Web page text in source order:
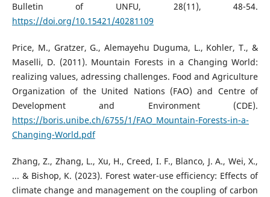
Bulletin of UNFU, 28(11), 48-54.
https://doi.org/10.15421/40281109
Price, M., Gratzer, G., Alemayehu Duguma, L., Kohler, T., &
Maselli, D. (2011). Mountain Forests in a Changing World:
realizing values, adressing challenges. Food and Agriculture
Organization of the United Nations (FAO) and Centre of
Development and Environment (CDE).
https://boris.unibe.ch/6755/1/FAO_Mountain-Forests-in-a-
Changing-World.pdf
Zhang, Z., Zhang, L., Xu, H., Creed, I. F., Blanco, J. A., Wei, X.,
... & Bishop, K. (2023). Forest water-use efficiency: Effects of
climate change and management on the coupling of carbon